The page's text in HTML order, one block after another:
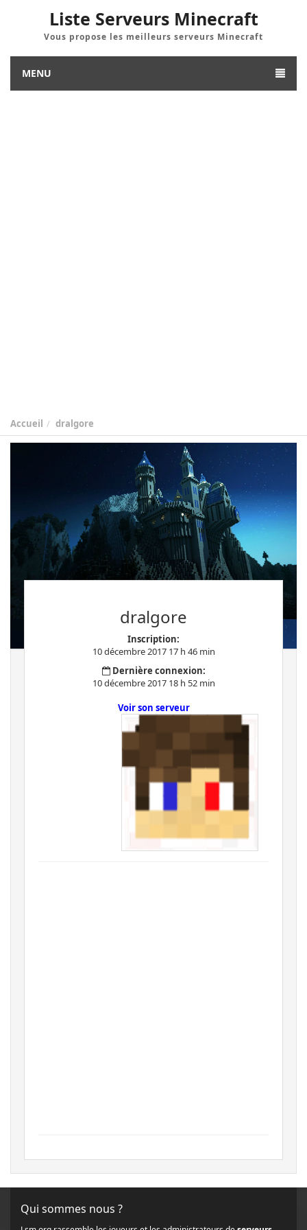
Liste Serveurs Minecraft
Vous propose les meilleurs serveurs Minecraft
MENU
Accueil dralgore
dralgore
Inscription:
10 décembre 2017 17 h 46 min
Dernière connexion:
10 décembre 2017 18 h 52 min
Voir son serveur
Qui sommes nous ?